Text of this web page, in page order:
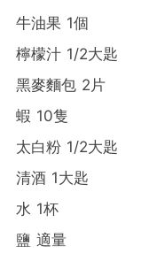
牛油果 1個
檸檬汁 1/2大匙
黑麥麵包 2片
蝦 10隻
太白粉 1/2大匙
清酒 1大匙
水 1杯
鹽 適量